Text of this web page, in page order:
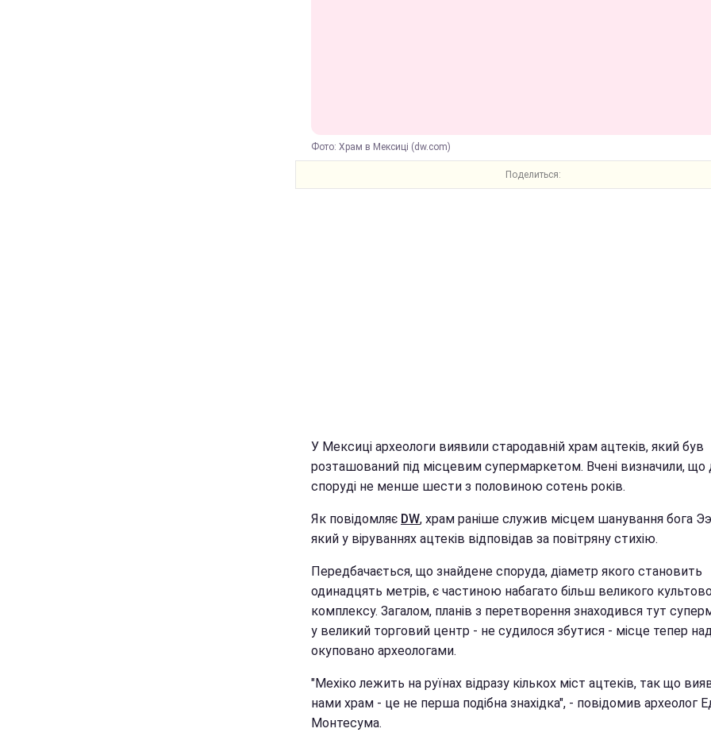
Фото: Храм в Мексиці (dw.com)
Поделиться:
У Мексиці археологи виявили стародавній храм ацтеків, який був
розташований під місцевим супермаркетом. Вчені визначили, що
споруді не менше шести з половиною сотень років.
Як повідомляє DW, храм раніше служив місцем шанування бога
який у віруваннях ацтеків відповідав за повітряну стихію.
Передбачається, що знайдене споруда, діаметр якого становить
одинадцять метрів, є частиною набагато більш великого
комплексу. Загалом, планів з перетворення знаходився тут
у великий торговий центр - не судилося збутися - місце тепер
окуповано археологами.
"Мехіко лежить на руїнах відразу кількох міст ацтеків, так що
нами храм - це не перша подібна знахідка", - повідомив археолог
Монтесума.